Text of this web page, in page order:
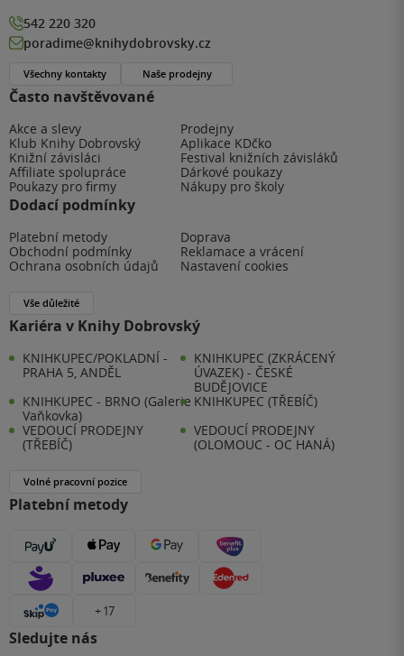
Často navštěvované
Akce a slevy
Prodejny
Klub Knihy Dobrovský
Aplikace KDčko
Knižní závisláci
Festival knižních závisláků
Affiliate spolupráce
Dárkové poukazy
Poukazy pro firmy
Nákupy pro školy
Dodací podmínky
Platební metody
Doprava
Obchodní podmínky
Reklamace a vrácení
Ochrana osobních údajů
Nastavení cookies
Vše důležité
Kariéra v Knihy Dobrovský
KNIHKUPEC/POKLADNÍ -
PRAHA 5, ANDĚL
KNIHKUPEC (ZKRÁCENÝ
ÚVAZEK) - ČESKÉ
BUDĚJOVICE
KNIHKUPEC - BRNO (Galerie
Vaňkovka)
KNIHKUPEC (TŘEBÍČ)
VEDOUCÍ PRODEJNY
(TŘEBÍČ)
VEDOUCÍ PRODEJNY
(OLOMOUC - OC HANÁ)
Volné pracovní pozice
Platební metody
+ 17
Sledujte nás
542 220 320
poradime@knihydobrovsky.cz
Všechny kontakty Naše prodejny